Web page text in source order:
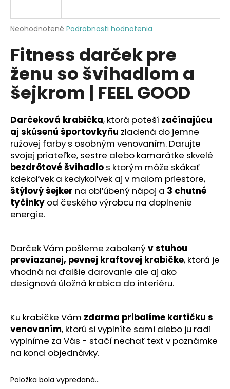
Priemerné
produktu
je
0,0
z
5
hviezdičiek.
Neohodnotené Podrobnosti hodnotenia
Fitness darček pre
ženu so švihadlom a
šejkrom | FEEL GOOD
Darčeková krabička, ktorá poteší začínajúcu
aj skúsenú športovkyňu zladená do jemne
ružovej farby s osobným venovaním. Darujte
svojej priateľke, sestre alebo kamarátke skvelé
bezdrôtové švihadlo s ktorým môže skákať
kdekoľvek a kedykoľvek aj v malom priestore,
štýlový šejker na obľúbený nápoj a 3 chutné
tyčinky od českého výrobcu na doplnenie
energie.
Darček Vám pošleme zabalenýv stuhou
previazanej, pevnej kraftovej krabičke, ktorá je
vhodná na ďalšie darovanie ale aj ako
designová úložná krabica do interiéru.
Ku krabičke Vám zdarma pribalíme kartičku s
venovaním, ktorú si vyplníte sami alebo ju radi
vyplníme za Vás - stačí nechať text v poznámke
na konci objednávky.
Položka bola vypredaná…
j
ť
?
HĽADAŤ
O
d
p
o
r
ú
a
m
e